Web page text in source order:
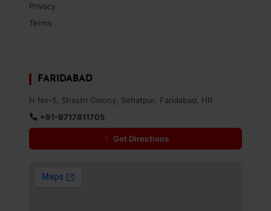
Privacy
Terms
FARIDABAD
H No-5, Shastri Colony, Sehatpur, Faridabad, HR
+91-9717811705
Get Directions